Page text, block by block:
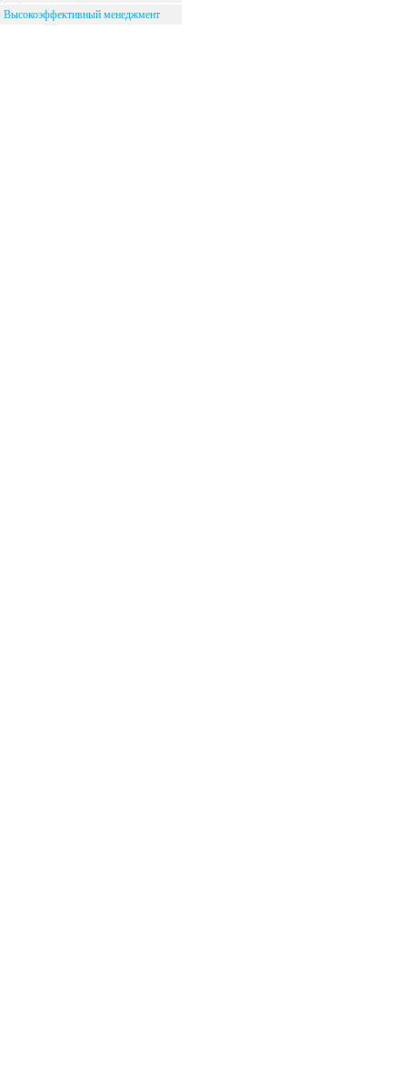
Высокоэффективный менеджмент